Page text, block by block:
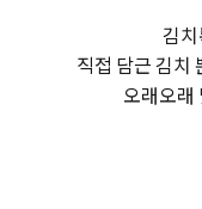
김
직접 담근 김치
오래오래